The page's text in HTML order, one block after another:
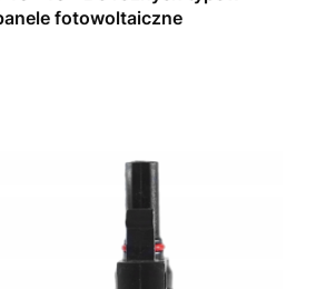
fotowoltaiczne